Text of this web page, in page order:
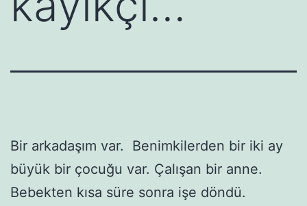
Bir arkadaşım var. Benimkilerden bir iki ay
büyük bir çocuğu var. Çalışan bir anne.
Bebekten kısa süre sonra işe döndü.